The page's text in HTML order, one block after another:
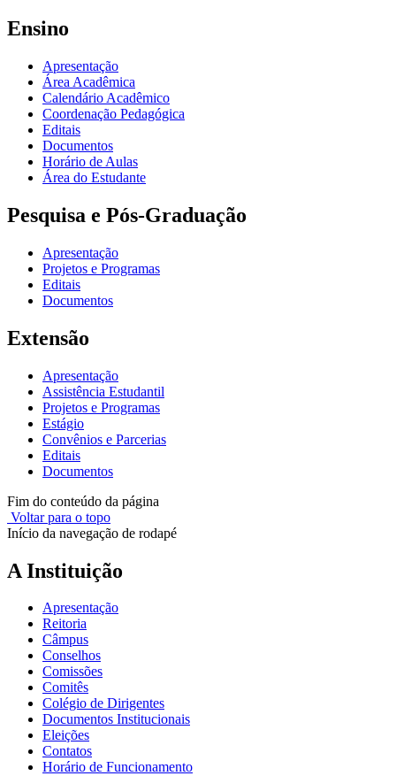
Ensino
Apresentação
Área Acadêmica
Calendário Acadêmico
Coordenação Pedagógica
Editais
Documentos
Horário de Aulas
Área do Estudante
Pesquisa e Pós-Graduação
Apresentação
Projetos e Programas
Editais
Documentos
Extensão
Apresentação
Assistência Estudantil
Projetos e Programas
Estágio
Convênios e Parcerias
Editais
Documentos
Fim do conteúdo da página
Voltar para o topo
Início da navegação de rodapé
A Instituição
Apresentação
Reitoria
Câmpus
Conselhos
Comissões
Comitês
Colégio de Dirigentes
Documentos Institucionais
Eleições
Contatos
Horário de Funcionamento